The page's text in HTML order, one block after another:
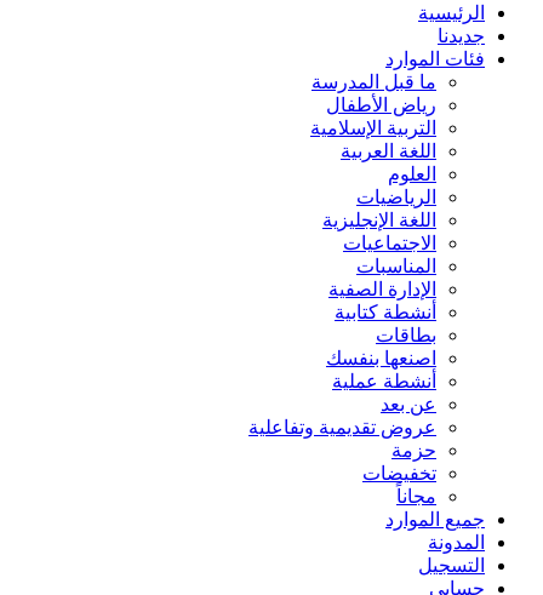
الرئيسية
جديدنا
فئات الموارد
ما قبل المدرسة
رياض الأطفال
التربية الإسلامية
اللغة العربية
العلوم
الرياضيات
اللغة الإنجليزية
الاجتماعيات
المناسبات
الإدارة الصفية
أنشطة كتابية
بطاقات
اصنعها بنفسك
أنشطة عملية
عن بعد
عروض تقديمية وتفاعلية
حزمة
تخفيضات
مجاناً
جميع الموارد
المدونة
التسجيل
حسابي